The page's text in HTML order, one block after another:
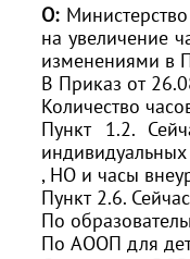
О:
на увеличение
изменениями в
В Приказ от
Количество
Пункт 1.2.
, НО и часы
Пункт 2.6.
По
По АООП для